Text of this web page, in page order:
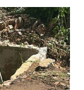
ao
44,2%,
Ricardo
somam 3,7%.
ou